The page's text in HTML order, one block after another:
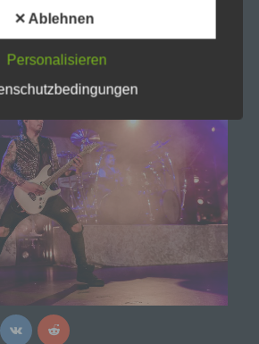
personenbezogener
Ziel, ihre künftige Verarbeitung
Art der automatisierten
personenbezogener Daten, die
dass diese personenbezogenen
werden, um bestimmte
Aspekte, die sich auf eine natürliche
zu bewerten, insbesondere,
bezüglich Arbeitsleistung,
Lage, Gesundheit, persönlicher
Zuverlässigkeit, Verhalten,
oder Ortswechsel dieser
Person zu analysieren oder
✕ Ablehnen
Personalisieren